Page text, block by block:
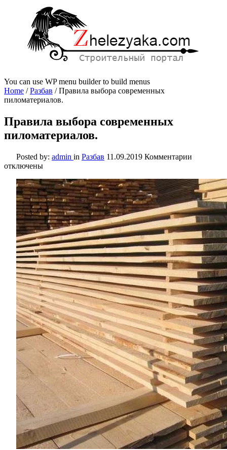
You can use WP menu builder to build menus
Home /Разбав /Правила выбора современных
пиломатериалов.
Правила выбора современных
пиломатериалов.
Posted by: admin in Разбав 11.09.2019 Комментарии
выбора
отключены